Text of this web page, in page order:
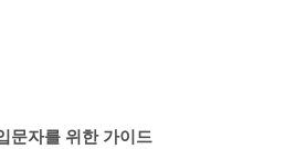
문자를 위한 가이드